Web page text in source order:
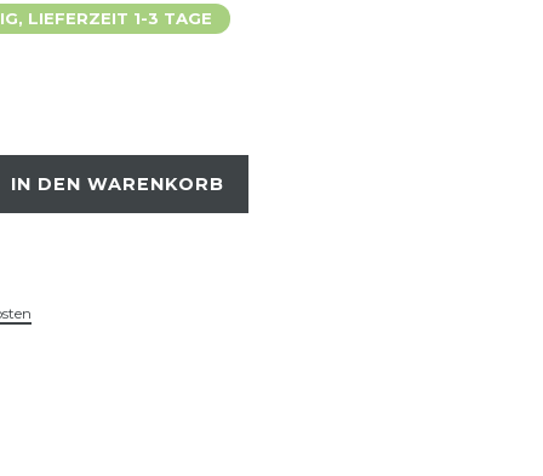
LIEFERZEIT 1-3 TAGE
IN DEN WARENKORB